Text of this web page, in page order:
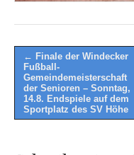
Post
navigation
← Finale der Windecker
Fußball-
Gemeindemeisterschaft
der Senioren – Sonntag,
14.8. Endspiele auf dem
Sportplatz des SV Höhe